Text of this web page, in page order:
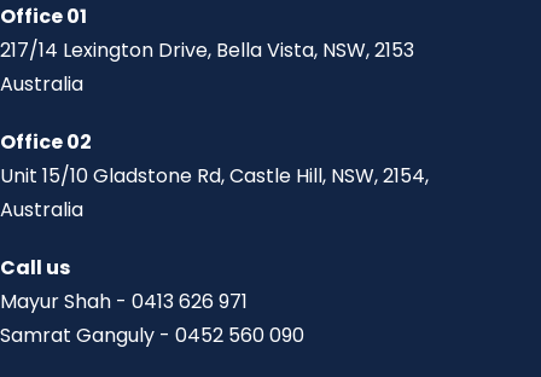
Office 01
217/14 Lexington Drive, Bella Vista, NSW, 2153
Australia
Office 02
Unit 15/10 Gladstone Rd, Castle Hill, NSW, 2154,
Australia
Call us
Mayur Shah - 0413 626 971
Samrat Ganguly - 0452 560 090